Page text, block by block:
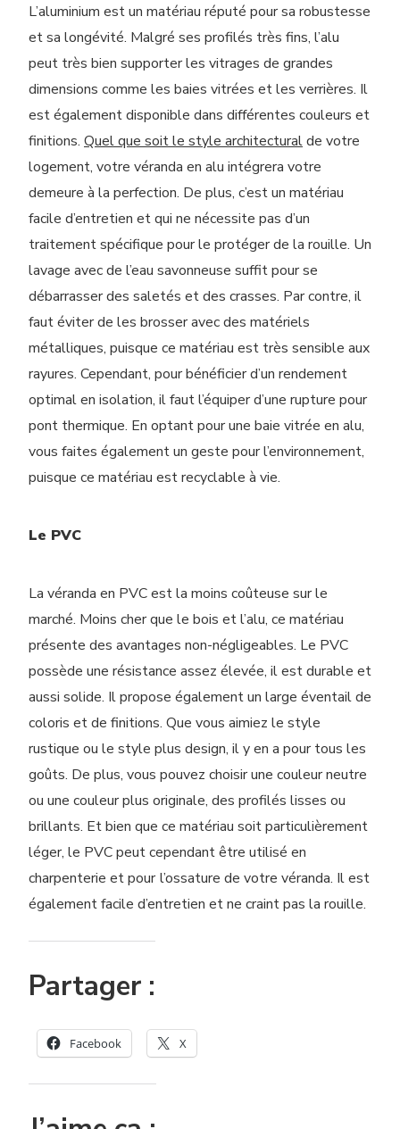
L’aluminium est un matériau réputé pour sa robustesse
et sa longévité. Malgré ses profilés très fins, l’alu
peut très bien supporter les vitrages de grandes
dimensions comme les baies vitrées et les verrières. Il
est également disponible dans différentes couleurs et
finitions. Quel que soit le style architecturalde votre
logement, votre véranda en alu intégrera votre
demeure à la perfection. De plus, c’est un matériau
facile d’entretien et qui ne nécessite pas d’un
traitementspécifique pour le protéger de la rouille. Un
lavage avec de l’eau savonneuse suffitpourse
débarrasserdes saletés etdes crasses. Par contre, il
faut éviter de les brosser avec des matériels
métalliques, puisque ce matériau est très sensible aux
rayures. Cependant, pour bénéficier d’un rendement
optimal en isolation, il faut l’équiper d’une rupture pour
pont thermique. En optant pour une baie vitrée en alu,
vous faites égalementun geste pour l’environnement,
puisque ce matériau est recyclable à vie.
Le PVC
La véranda en PVC est la moins coûteuse sur le
marché. Moins cher que le bois et l’alu, ce matériau
présente des avantages non-négligeables. Le PVC
possède une résistance assez élevée, il est durable et
aussi solide. Il propose également un large éventail de
coloris et de finitions. Que vous aimiez le style
rustique ou le style plus design, il y en a pour tous les
goûts. De plus, vous pouvez choisir une couleur neutre
ou une couleur plus originale, des profilés lisses ou
brillants. Et bien que ce matériau soitparticulièrement
léger, le PVC peut cependant être utilisé en
charpenterie etpour l’ossature de votre véranda. Il est
également facile d’entretien et ne craint pas la rouille.
Partager :
Facebook X